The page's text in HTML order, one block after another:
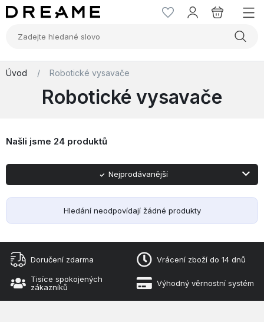
Úvod / Robotické vysavače
Robotické vysavače
Našli jsme 24 produktů
Nejprodávanější
Hledání neodpovídají žádné produkty
Doručení zdarma Vrácení zboží do 14 dnů
Tisíce spokojených
zákazníků
Výhodný věrnostní systém